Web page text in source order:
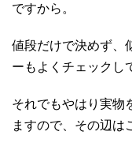
ですから。
値段だけで決めず、
ーもよくチェックし
それでもやはり実物
ますので、その辺は